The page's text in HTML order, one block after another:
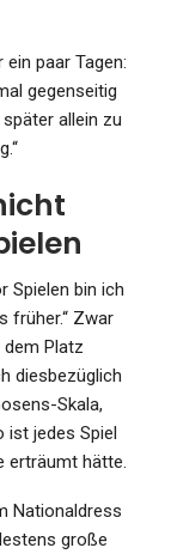
paar Tagen:
gegenseitig
allein zu
Spielen bin ich
früher.“ Zwar
Platz
diesbezüglich
Skala,
ist jedes Spiel
erträumt hätte.
Nationaldress
große